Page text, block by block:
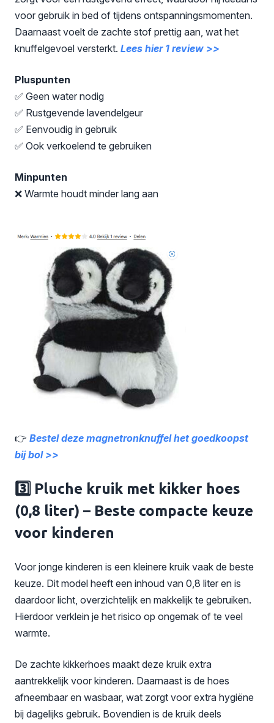
voor gebruik in bed of tijdens ontspanningsmomenten.
Daarnaast voelt de zachte stof prettig aan, wat het
knuffelgevoel versterkt. Lees hier 1 review >>
Pluspunten
✅ Geen water nodig
✅ Rustgevende lavendelgeur
✅ Eenvoudig in gebruik
✅ Ook verkoelend te gebruiken
Minpunten
❌ Warmte houdt minder lang aan
👉 Bestel deze magnetronknuffel het goedkoopst
bij bol >>
3️⃣ Pluche kruik met kikker hoes
(0,8 liter) – Beste compacte keuze
voor kinderen
Voor jonge kinderen is een kleinere kruik vaak de beste
keuze. Dit model heeft een inhoud van 0,8 liter en is
daardoor licht, overzichtelijk en makkelijk te gebruiken.
Hierdoor verklein je het risico op ongemak of te veel
warmte.
De zachte kikkerhoes maakt deze kruik extra
aantrekkelijk voor kinderen. Daarnaast is de hoes
afneembaar en wasbaar, wat zorgt voor extra hygiëne
bij dagelijks gebruik. Bovendien is de kruik deels